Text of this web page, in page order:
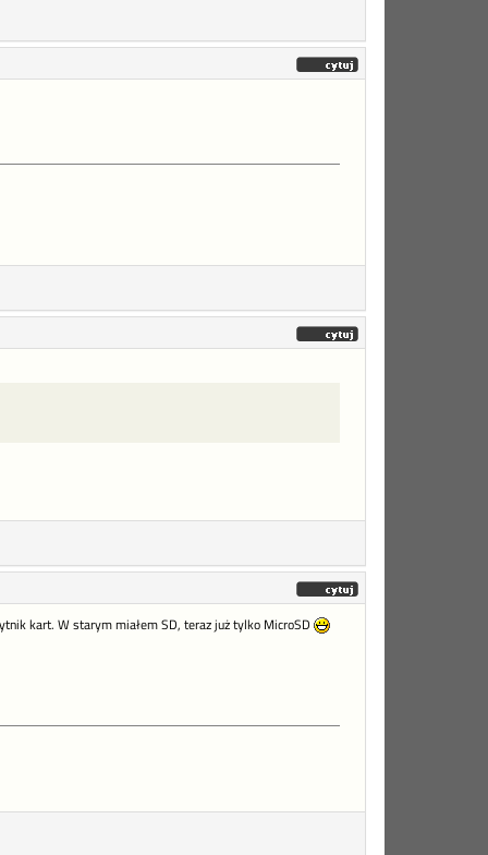
kart. W starym miałem SD, teraz już tylko MicroSD